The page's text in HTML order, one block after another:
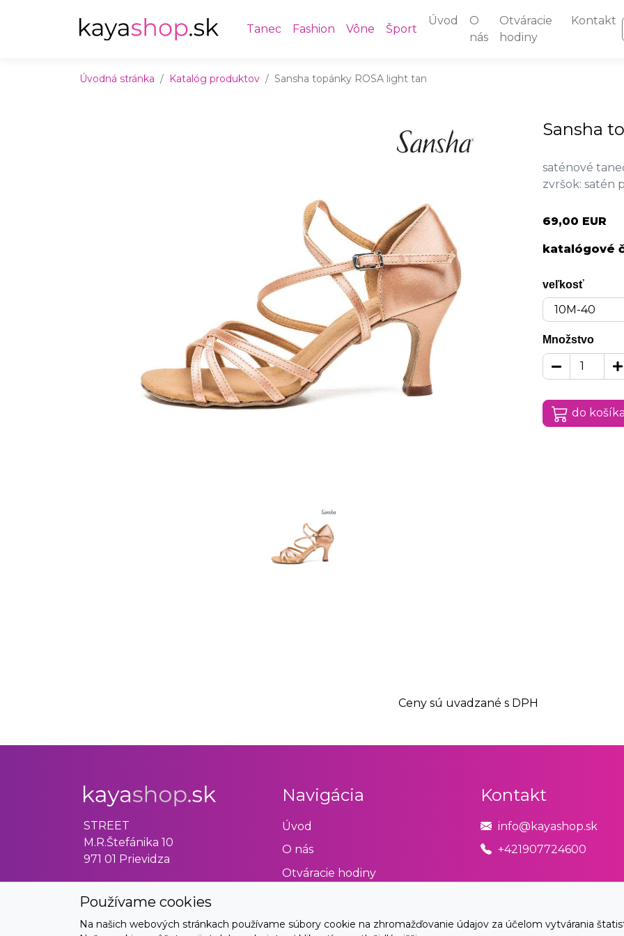
Tanec
Fashion Vône Šport
Úvod
O
nás
Otváracie
hodiny
Kontakt
Úvodná stránka Katalóg produktov Sansha topánky ROSA light tan
Sansha
saténové
zvršok: satén
69,00 EUR
katalógové
veľkosť
Množstvo
do
Ceny sú uvadzané s DPH
Používame cookies
Na našich webových stránkach používame súbory cookie na zhromažďovanie údajov za účelom vytvárania
STREET
M.R.Štefánika 10
971 01 Prievidza
Navigácia
Úvod
O nás
Otváracie hodiny
Odstúpiť od zmluvy tu
Kontakt
info@kayashop.sk
+421907724600